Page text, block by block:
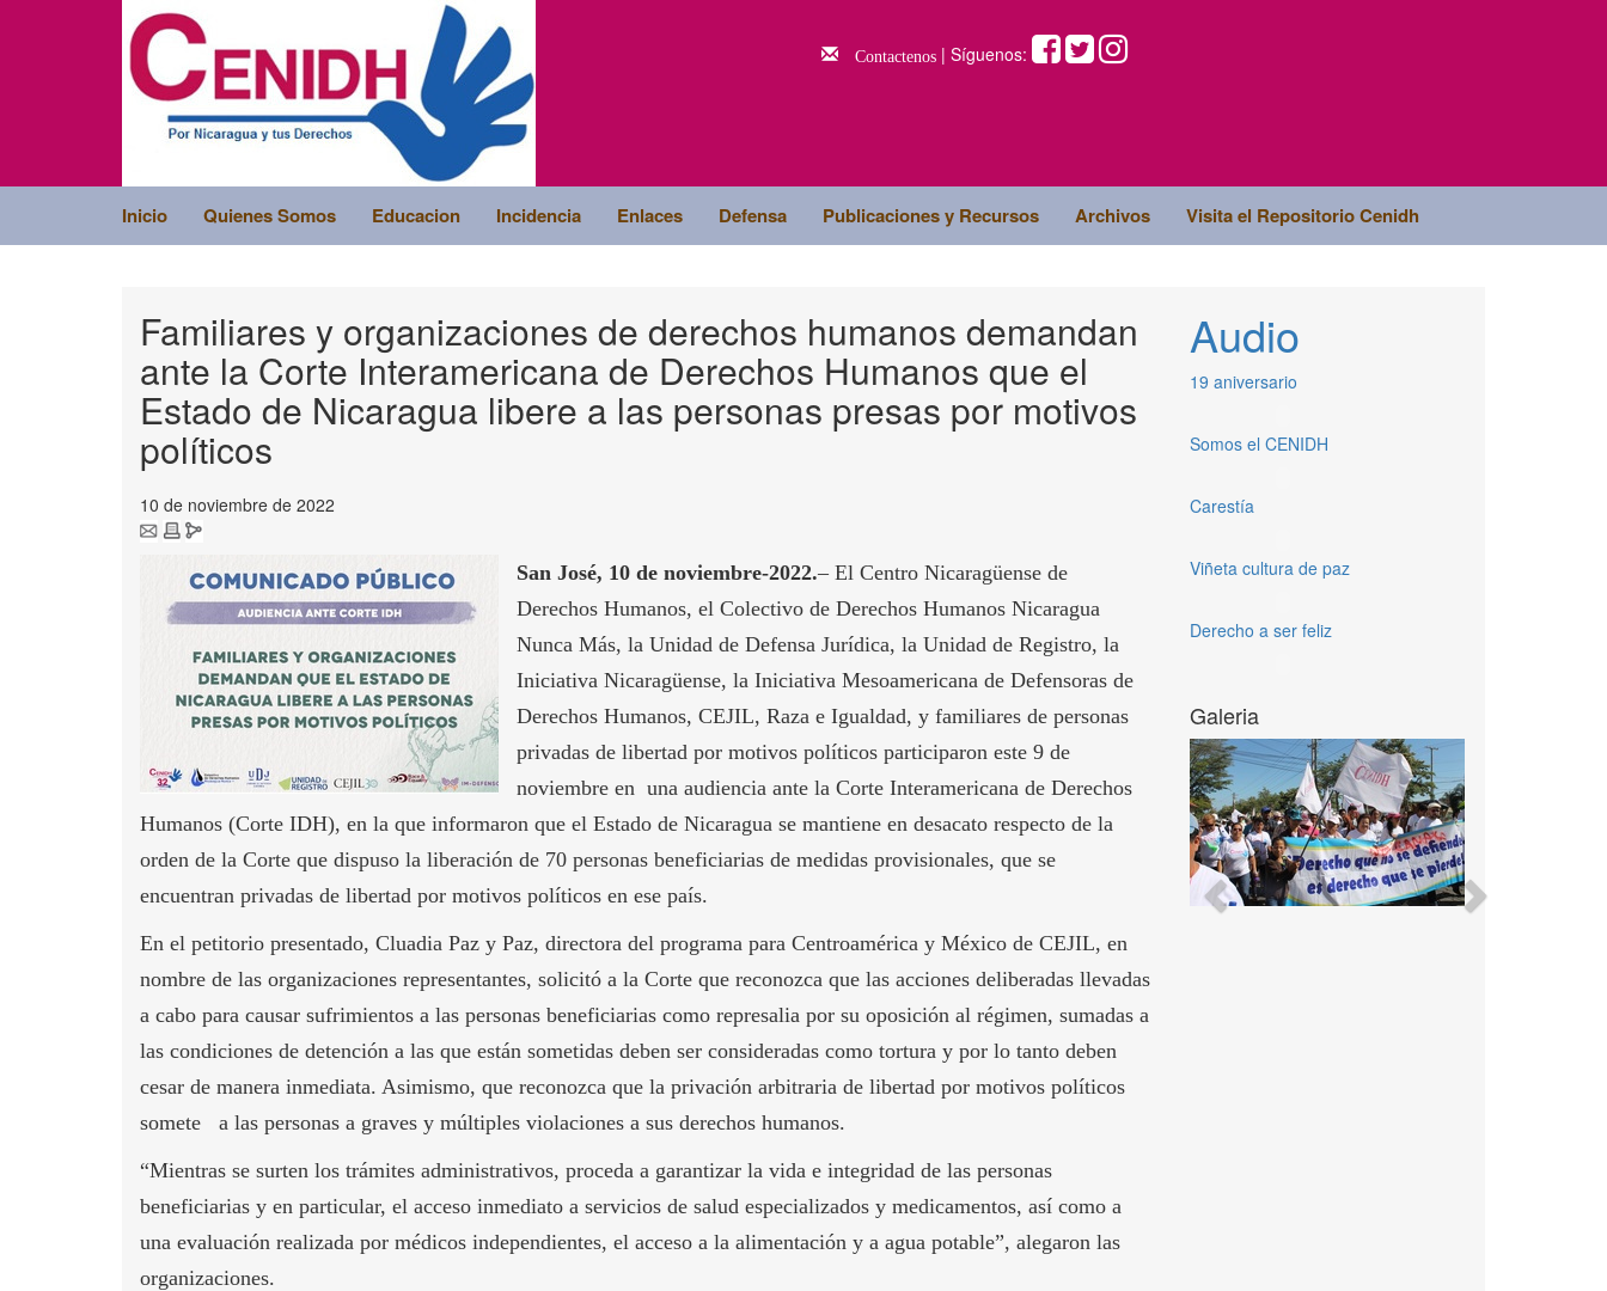
Contactenos | Síguenos:
Inicio Quienes Somos Educacion Incidencia Enlaces Defensa Publicaciones y Recursos Archivos Visita el Repositorio Cenidh
Familiares y organizaciones de derechos humanos demandan
ante la Corte Interamericana de Derechos Humanos que el
Estado de Nicaragua libere a las personas presas por motivos
políticos
10 de noviembre de 2022
San José, 10 de noviembre-2022.– El Centro Nicaragüense de
Derechos Humanos, el Colectivo de Derechos Humanos Nicaragua
Nunca Más, la Unidad de Defensa Jurídica, la Unidad de Registro, la
Iniciativa Nicaragüense, la Iniciativa Mesoamericana de Defensoras de
Derechos Humanos, CEJIL, Raza e Igualdad, y familiares de personas
privadas de libertad por motivos políticos participaron este 9 de
noviembre en una audiencia ante la Corte Interamericana de Derechos
Humanos (Corte IDH), en la que informaron que el Estado de Nicaragua se mantiene en desacato respecto de la
orden de la Corte que dispuso la liberación de 70 personas beneficiarias de medidas provisionales, que se
encuentran privadas de libertad por motivos políticos en ese país.
En el petitorio presentado, Cluadia Paz y Paz, directora del programa para Centroamérica y México de CEJIL, en
nombre de las organizaciones representantes, solicitó a la Corte que reconozca que las acciones deliberadas llevadas
a cabo para causar sufrimientos a las personas beneficiarias como represalia por su oposición al régimen, sumadas a
las condiciones de detención a las que están sometidas deben ser consideradas como tortura y por lo tanto deben
cesar de manera inmediata. Asimismo, que reconozca que la privación arbitraria de libertad por motivos políticos
somete a las personas a graves y múltiples violaciones a sus derechos humanos.
“Mientras se surten los trámites administrativos, proceda a garantizar la vida e integridad de las personas
beneficiarias y en particular, el acceso inmediato a servicios de salud especializados y medicamentos, así como a
una evaluación realizada por médicos independientes, el acceso a la alimentación y a agua potable”, alegaron las
organizaciones.
Audio
19 aniversario
Somos el CENIDH
Carestía
Viñeta cultura de paz
Derecho a ser feliz
Galeria
Previous